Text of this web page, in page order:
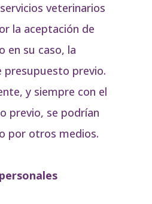
veterinarios
la aceptación de
en su caso, la
presupuesto previo.
y siempre con el
previo, se podrían
por otros medios.